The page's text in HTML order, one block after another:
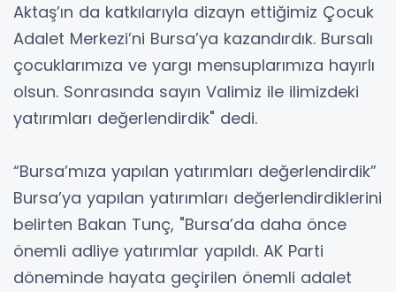
Aktaş’ın da katkılarıyla dizayn ettiğimiz Çocuk
Adalet Merkezi’ni Bursa’ya kazandırdık. Bursalı
çocuklarımıza ve yargı mensuplarımıza hayırlı
olsun. Sonrasında sayın Valimiz ile ilimizdeki
yatırımları değerlendirdik" dedi.
“Bursa’mıza yapılan yatırımları değerlendirdik”
Bursa’ya yapılan yatırımları değerlendirdiklerini
belirten Bakan Tunç, "Bursa’da daha önce
önemli adliye yatırımlar yapıldı. AK Parti
döneminde hayata geçirilen önemli adalet